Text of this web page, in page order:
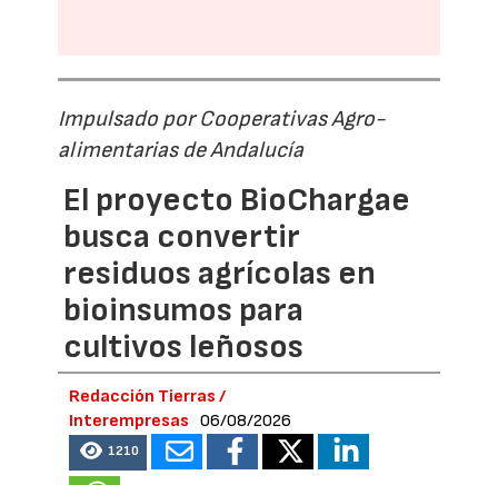
Impulsado por Cooperativas Agro-
alimentarias de Andalucía
El proyecto BioChargae
busca convertir
residuos agrícolas en
bioinsumos para
cultivos leñosos
Redacción Tierras /
Interempresas
06/08/2026
1210